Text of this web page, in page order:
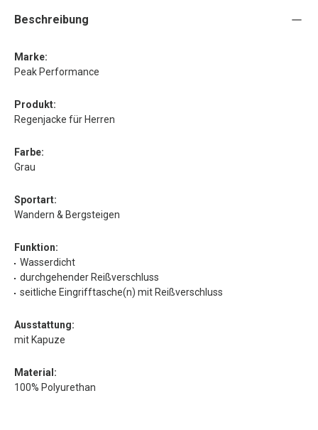
Beschreibung
Marke:
Peak Performance
Produkt:
Regenjacke für Herren
Farbe:
Grau
Sportart:
Wandern & Bergsteigen
Funktion:
Wasserdicht
durchgehender Reißverschluss
seitliche Eingrifftasche(n) mit Reißverschluss
Ausstattung:
mit Kapuze
Material:
100% Polyurethan